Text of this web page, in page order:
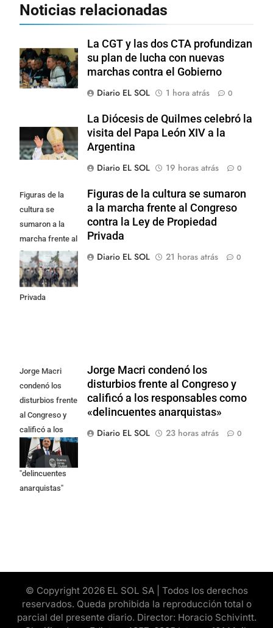
Noticias relacionadas
La CGT y las dos CTA profundizan
su plan de lucha con nuevas
marchas contra el Gobierno
Diario EL SOL
1 hora atrás 0
La Diócesis de Quilmes celebró la
visita del Papa León XIV a la
Argentina
Diario EL SOL
19 horas atrás 0
Figuras de la
cultura se
sumaron a la
marcha frente al
Congreso contra
la Ley de
Propiedad
Privada
Figuras de la cultura se sumaron
a la marcha frente al Congreso
contra la Ley de Propiedad
Privada
Diario EL SOL
21 horas atrás 0
Jorge Macri
condenó los
disturbios frente
al Congreso y
calificó a los
responsables
como
"delincuentes
anarquistas"
Jorge Macri condenó los
disturbios frente al Congreso y
calificó a los responsables como
«delincuentes anarquistas»
Diario EL SOL
23 horas atrás 0
© Copyright 2026 EL SOL SA | Todos los derechos
reservados. Queda prohibida la reproducción total o
parcial del presente diario. Director: Horacio Schivintt.